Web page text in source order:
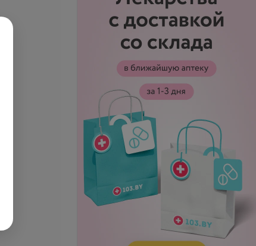
Цена по запросу